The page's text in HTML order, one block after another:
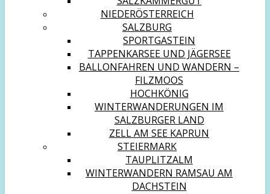
NIEDERÖSTERREICH
SALZBURG
SPORTGASTEIN
TAPPENKARSEE UND JÄGERSEE
BALLONFAHREN UND WANDERN –
FILZMOOS
HOCHKÖNIG
WINTERWANDERUNGEN IM
SALZBURGER LAND
ZELL AM SEE KAPRUN
STEIERMARK
TAUPLITZALM
WINTERWANDERN RAMSAU AM
DACHSTEIN